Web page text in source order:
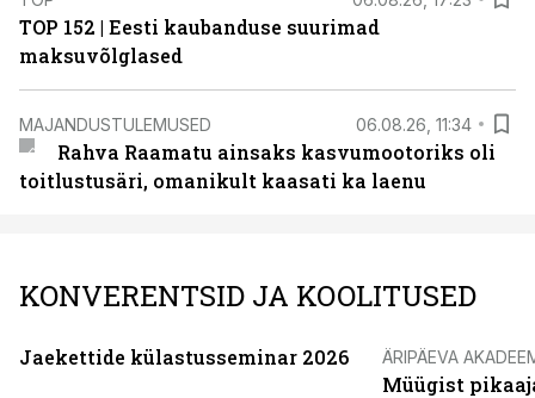
TOP 152 | Eesti kaubanduse suurimad
maksuvõlglased
MAJANDUSTULEMUSED 06.08.26, 11:34
Rahva Raamatu ainsaks kasvumootoriks oli
toitlustusäri, omanikult kaasati ka laenu
KONVERENTSID JA KOOLITUSED
Jaekettide külastusseminar 2026 ÄRIPÄEVA
Müügist